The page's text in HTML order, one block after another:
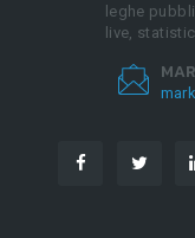
leghe
live,